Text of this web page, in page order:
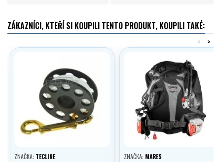
ZÁKAZNÍCI, KTEŘÍ SI KOUPILI TENTO PRODUKT, KOUPILI TAKÉ:
>
<
ZNAČKA: TECLINE ZNAČKA: MARES